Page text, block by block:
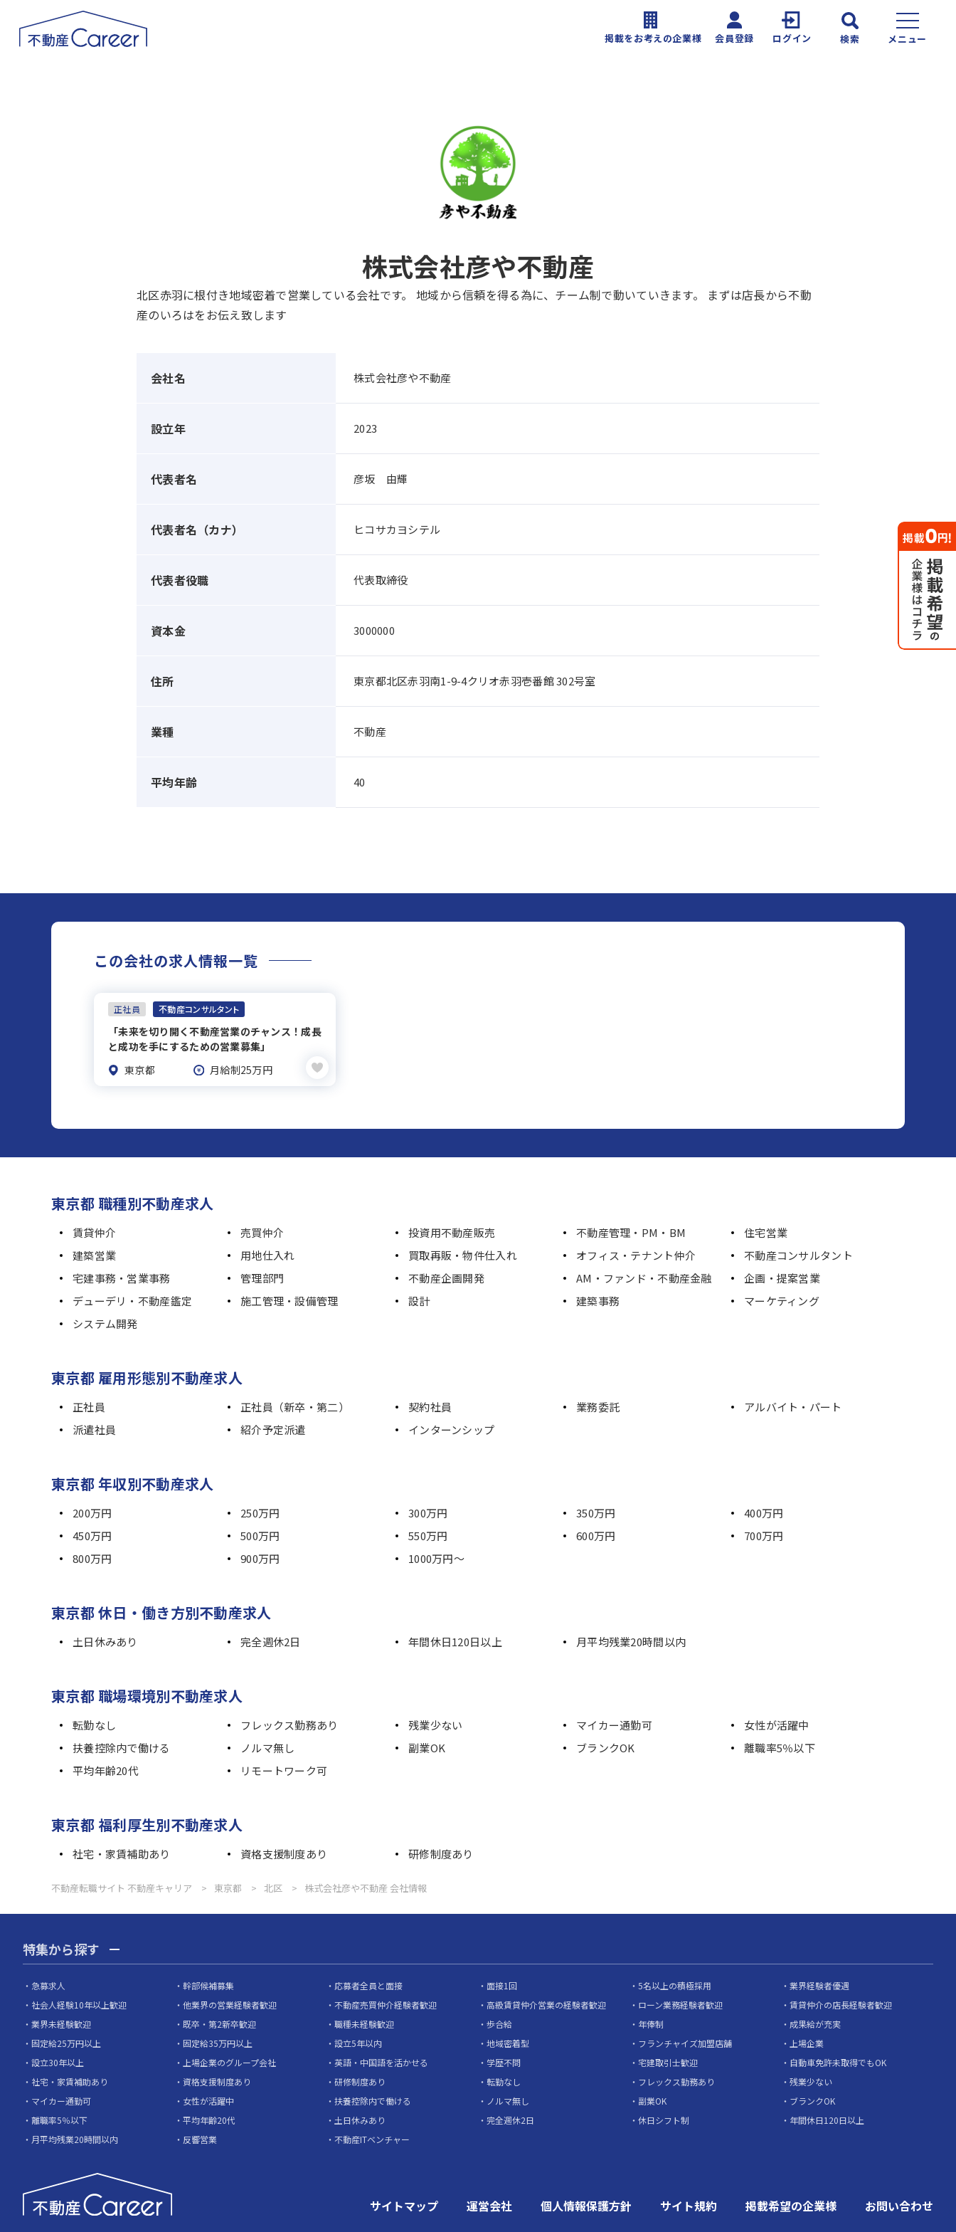
掲載をお考えの企業様 会員登録 ログイン 検索 メニュー
株式会社彦や不動産
北区赤羽に根付き地域密着で営業している会社です。 地域から信頼を得る為に、チーム制で動いていきます。 まずは店長から不動
産のいろはをお伝え致します
会社名 株式会社彦や不動産
設立年 2023
代表者名 彦坂 由輝
代表者名（カナ） ヒコサカヨシテル
代表者役職 代表取締役
資本金 3000000
住所 東京都北区赤羽南1-9-4クリオ赤羽壱番館 302号室
業種 不動産
平均年齢 40
この会社の求人情報一覧
正社員 不動産コンサルタント
「未来を切り開く不動産営業のチャンス！成長
と成功を手にするための営業募集」
東京都
月給制25万円
東京都 職種別不動産求人
賃貸仲介 売買仲介 投資用不動産販売 不動産管理・PM・BM
住宅営業
建築営業
用地仕入れ 買取再販・物件仕入れ オフィス・テナント仲介
不動産コンサルタント
宅建事務・営業事務
管理部門 不動産企画開発 AM・ファンド・不動産金融
企画・提案営業
デューデリ・不動産鑑定
施工管理・設備管理 設計 建築事務
マーケティング
システム開発
東京都 雇用形態別不動産求人
正社員 正社員（新卒・第二） 契約社員 業務委託
アルバイト・パート
派遣社員
紹介予定派遣 インターンシップ
東京都 年収別不動産求人
200万円 250万円 300万円 350万円
400万円
450万円
500万円 550万円 600万円
700万円
800万円
900万円 1000万円～
東京都 休日・働き方別不動産求人
土日休みあり 完全週休2日 年間休日120日以上 月平均残業20時間以内
東京都 職場環境別不動産求人
転勤なし フレックス勤務あり 残業少ない マイカー通勤可
女性が活躍中
扶養控除内で働ける
ノルマ無し 副業OK ブランクOK
離職率5％以下
平均年齢20代
リモートワーク可
東京都 福利厚生別不動産求人
社宅・家賃補助あり 資格支援制度あり 研修制度あり
不動産転職サイト 不動産キャリア 東京都 北区 株式会社彦や不動産 会社情報
特集から探す
急募求人 幹部候補募集 応募者全員と面接 面接1回 5名以上の積極採用
業界経験者優遇
社会人経験10年以上歓迎
他業界の営業経験者歓迎 不動産売買仲介経験者歓迎 高級賃貸仲介営業の経験者歓迎 ローン業務経験者歓迎
賃貸仲介の店長経験者歓迎
業界未経験歓迎
既卒・第2新卒歓迎 職種未経験歓迎 歩合給 年俸制
成果給が充実
固定給25万円以上
固定給35万円以上 設立5年以内 地域密着型 フランチャイズ加盟店舗
上場企業
設立30年以上
上場企業のグループ会社 英語・中国語を活かせる 学歴不問 宅建取引士歓迎
自動車免許未取得でもOK
社宅・家賃補助あり
資格支援制度あり 研修制度あり 転勤なし フレックス勤務あり
残業少ない
マイカー通勤可
女性が活躍中 扶養控除内で働ける ノルマ無し 副業OK
ブランクOK
離職率5％以下
平均年齢20代 土日休みあり 完全週休2日 休日シフト制
年間休日120日以上
月平均残業20時間以内
反響営業 不動産ITベンチャー
サイトマップ 運営会社 個人情報保護方針 サイト規約 掲載希望の企業様 お問い合わせ